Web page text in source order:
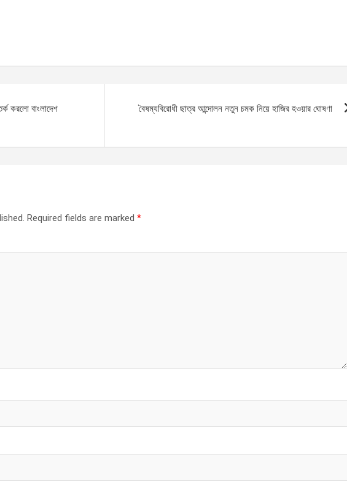
করলো বাংলাদেশ
বৈষম্যবিরোধী ছাত্র আন্দোলন নতুন চমক নিয়ে হাজির হওয়ার ঘোষণা
Required fields are marked *